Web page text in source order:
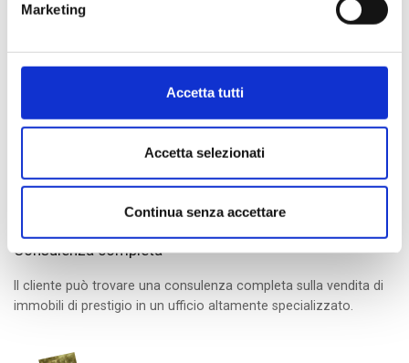
Marketing
Accetta tutti
Accetta selezionati
Continua senza accettare
Le agenzie "Fondocasa Exclusive" offrono un servizio di alta
Consulenza completa
Il cliente può trovare una consulenza completa sulla vendita di
immobili di prestigio in un ufficio altamente specializzato.